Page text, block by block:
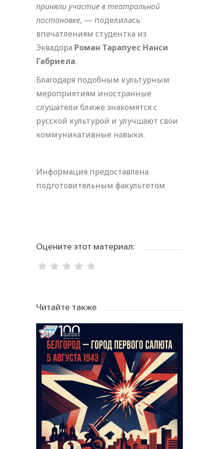
приняли участие в театральной
постановке, — поделилась
впечатлениям студентка из
Эквадора Роман Тарапуес Нанси
Габриела.
Благодаря подобным культурным
мероприятиям иностранные
слушатели ближе знакомятся с
русской культурой и улучшают свои
коммуникативные навыки.
Информация предоставлена
подготовительным факультетом
Оцените этот материал:
Читайте также